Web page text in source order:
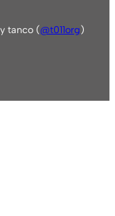
tanco (@t011org)